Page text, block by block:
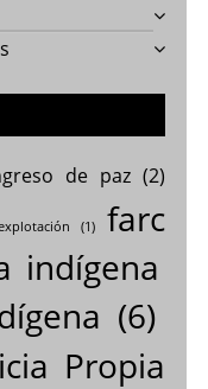
de paz(2)
(1)
farc
indígena
(6)
Propia